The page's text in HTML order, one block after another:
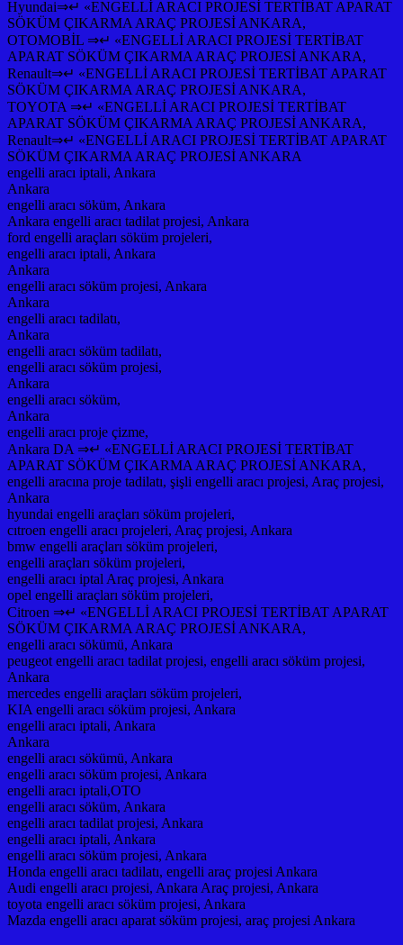
Hyundai⇒↵ «ENGELLİ ARACI PROJESİ TERTİBAT APARAT
SÖKÜM ÇIKARMA ARAÇ PROJESİ ANKARA,
OTOMOBİL ⇒↵ «ENGELLİ ARACI PROJESİ TERTİBAT
APARAT SÖKÜM ÇIKARMA ARAÇ PROJESİ ANKARA,
Renault⇒↵ «ENGELLİ ARACI PROJESİ TERTİBAT APARAT
SÖKÜM ÇIKARMA ARAÇ PROJESİ ANKARA,
TOYOTA ⇒↵ «ENGELLİ ARACI PROJESİ TERTİBAT
APARAT SÖKÜM ÇIKARMA ARAÇ PROJESİ ANKARA,
Renault⇒↵ «ENGELLİ ARACI PROJESİ TERTİBAT APARAT
SÖKÜM ÇIKARMA ARAÇ PROJESİ ANKARA
engelli aracı iptali, Ankara
Ankara
engelli aracı söküm, Ankara
Ankara engelli aracı tadilat projesi, Ankara
ford engelli araçları söküm projeleri,
engelli aracı iptali, Ankara
Ankara
engelli aracı söküm projesi, Ankara
Ankara
engelli aracı tadilatı,
Ankara
engelli aracı söküm tadilatı,
engelli aracı söküm projesi,
Ankara
engelli aracı söküm,
Ankara
engelli aracı proje çizme,
Ankara DA ⇒↵ «ENGELLİ ARACI PROJESİ TERTİBAT
APARAT SÖKÜM ÇIKARMA ARAÇ PROJESİ ANKARA,
engelli aracına proje tadilatı, şişli engelli aracı projesi, Araç projesi,
Ankara
hyundai engelli araçları söküm projeleri,
cıtroen engelli aracı projeleri, Araç projesi, Ankara
bmw engelli araçları söküm projeleri,
engelli araçları söküm projeleri,
engelli aracı iptal Araç projesi, Ankara
opel engelli araçları söküm projeleri,
Citroen ⇒↵ «ENGELLİ ARACI PROJESİ TERTİBAT APARAT
SÖKÜM ÇIKARMA ARAÇ PROJESİ ANKARA,
engelli aracı sökümü, Ankara
peugeot engelli aracı tadilat projesi, engelli aracı söküm projesi,
Ankara
mercedes engelli araçları söküm projeleri,
KIA engelli aracı söküm projesi, Ankara
engelli aracı iptali, Ankara
Ankara
engelli aracı sökümü, Ankara
engelli aracı söküm projesi, Ankara
engelli aracı iptali,OTO
engelli aracı söküm, Ankara
engelli aracı tadilat projesi, Ankara
engelli aracı iptali, Ankara
engelli aracı söküm projesi, Ankara
Honda engelli aracı tadilatı, engelli araç projesi Ankara
Audi engelli aracı projesi, Ankara Araç projesi, Ankara
toyota engelli aracı söküm projesi, Ankara
Mazda engelli aracı aparat söküm projesi, araç projesi Ankara